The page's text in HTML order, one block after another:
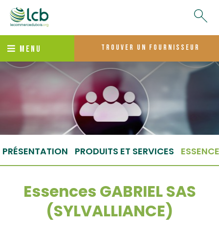
MENU trouver un fournisseur
PRÉSENTATION PRODUITS ET SERVICES
Essences GABRIEL SAS
(SYLVALLIANCE)